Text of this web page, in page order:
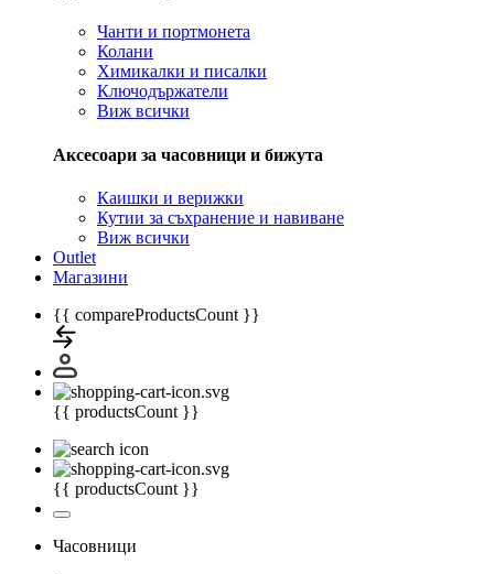
Чанти и портмонета
Колани
Химикалки и писалки
Ключодържатели
Виж всички
Аксесоари за часовници и бижута
Каишки и верижки
Кутии за съхранение и навиване
Виж всички
Outlet
Магазини
{{ compareProductsCount }}
{{ productsCount }}
{{ productsCount }}
Часовници